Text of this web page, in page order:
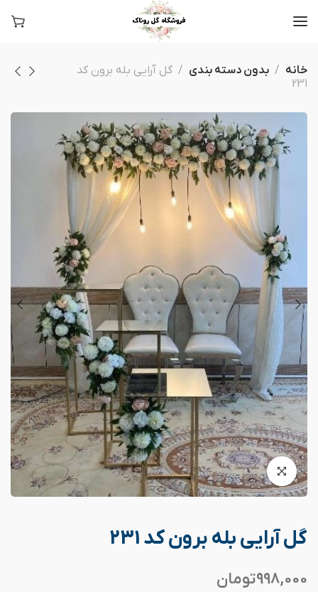
خانه بدون دسته بندی
گل آرایی بله برون کد
231
گل آرایی بله برون کد 231
998,000تومان